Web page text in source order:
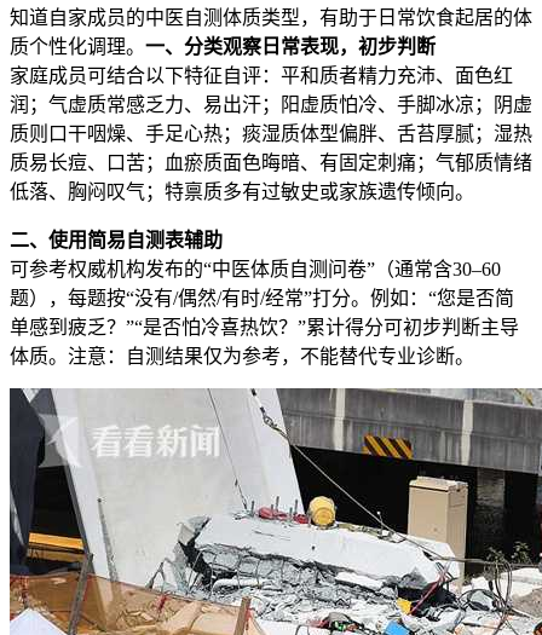
知道自家成员的中医自测体质类型，有助于日常饮食起居的体
质个性化调理。 一、分类观察日常表现，初步判断
家庭成员可结合以下特征自评：平和质者精力充沛、面色红
润；气虚质常感乏力、易出汗；阳虚质怕冷、手脚冰凉；阴虚
质则口干咽燥、手足心热；痰湿质体型偏胖、舌苔厚腻；湿热
质易长痘、口苦；血瘀质面色晦暗、有固定刺痛；气郁质情绪
低落、胸闷叹气；特禀质多有过敏史或家族遗传倾向。
二、使用简易自测表辅助
可参考权威机构发布的“中医体质自测问卷”（通常含30–60
题），每题按“没有/偶然/有时/经常”打分。例如：“您是否简
单感到疲乏？”“是否怕冷喜热饮？”累计得分可初步判断主导
体质。注意：自测结果仅为参考，不能替代专业诊断。